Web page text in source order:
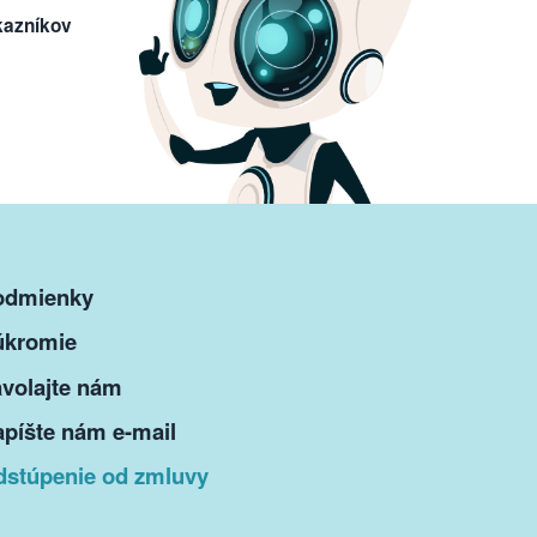
nám
nám e-mail
od zmluvy